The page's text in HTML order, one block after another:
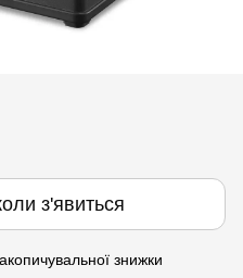
з'явиться
знижки